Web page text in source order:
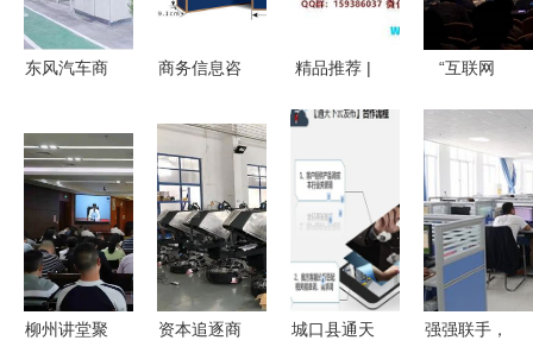
东风汽车商
工厂建设启
航 锻造全
球领先产
能，引领产
业智变新纪
元
商务信息咨
档刻字礼
品，助力企
业信任与品
牌传播
精品推荐 |
责任公司
专业商务信
息咨询服务
“互联网
传统企业如
何学会自主
翱翔
柳州讲堂聚
资本追逐商
城口县通天
强强联手，